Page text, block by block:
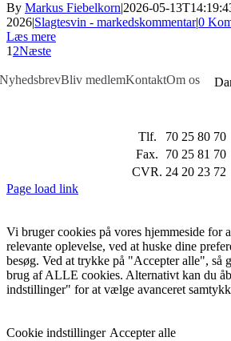
By Markus Fiebelkorn|2026-05-
2026|Slagtesvin - markedskommentar|0
Læs mere
1 2Næste
NyhedsbrevBliv medlemKontaktOm os
Tlf.
70 25 80 70
Fax.
70 25 81 70
CVR. 24 20 23 72
Page load link
Vi bruger cookies på vores hjemmeside for
relevante oplevelse, ved at huske dine
besøg. Ved at trykke på "Accepter alle", så
brug af ALLE cookies. Alternativt kan du
indstillinger" for at vælge avanceret
Cookie indstillinger Accepter alle